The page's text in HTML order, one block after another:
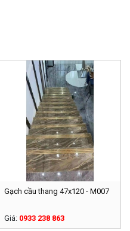
Gạch cầu thang 47x120 - M007
Giá: 0933 238 863